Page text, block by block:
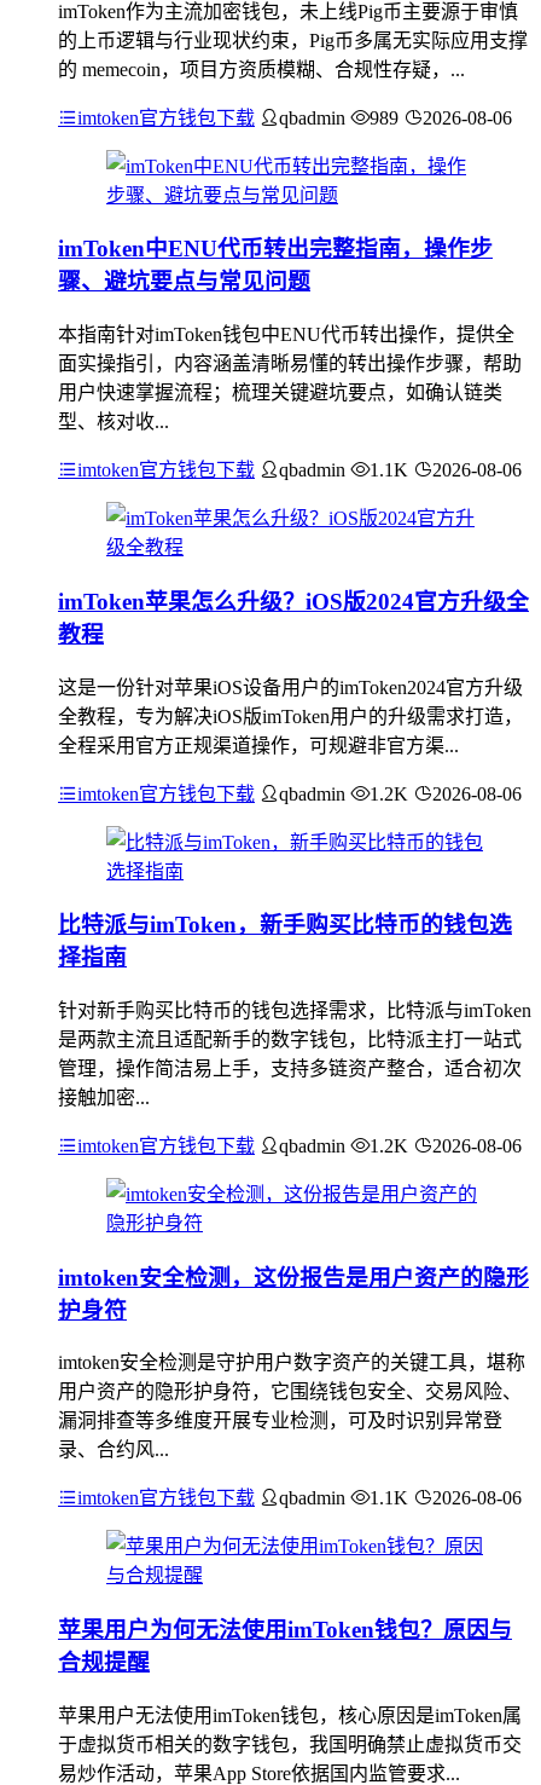
imToken作为主流加密钱包，未上线Pig币主要源于审慎
的上币逻辑与行业现状约束，Pig币多属无实际应用支撑
的 memecoin，项目方资质模糊、合规性存疑，...
imtoken官方钱包下载 qbadmin 989 2026-08-06
imToken中ENU代币转出完整指南，操作步
骤、避坑要点与常见问题
本指南针对imToken钱包中ENU代币转出操作，提供全
面实操指引，内容涵盖清晰易懂的转出操作步骤，帮助
用户快速掌握流程；梳理关键避坑要点，如确认链类
型、核对收...
imtoken官方钱包下载 qbadmin 1.1K 2026-08-06
imToken苹果怎么升级？iOS版2024官方升级全
教程
这是一份针对苹果iOS设备用户的imToken2024官方升级
全教程，专为解决iOS版imToken用户的升级需求打造，
全程采用官方正规渠道操作，可规避非官方渠...
imtoken官方钱包下载 qbadmin 1.2K 2026-08-06
比特派与imToken，新手购买比特币的钱包选
择指南
针对新手购买比特币的钱包选择需求，比特派与imToken
是两款主流且适配新手的数字钱包，比特派主打一站式
管理，操作简洁易上手，支持多链资产整合，适合初次
接触加密...
imtoken官方钱包下载 qbadmin 1.2K 2026-08-06
imtoken安全检测，这份报告是用户资产的隐形
护身符
imtoken安全检测是守护用户数字资产的关键工具，堪称
用户资产的隐形护身符，它围绕钱包安全、交易风险、
漏洞排查等多维度开展专业检测，可及时识别异常登
录、合约风...
imtoken官方钱包下载 qbadmin 1.1K 2026-08-06
苹果用户为何无法使用imToken钱包？原因与
合规提醒
苹果用户无法使用imToken钱包，核心原因是imToken属
于虚拟货币相关的数字钱包，我国明确禁止虚拟货币交
易炒作活动，苹果App Store依据国内监管要求...